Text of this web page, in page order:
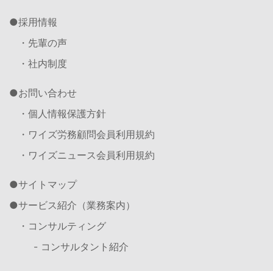
採用情報
・先輩の声
・社内制度
お問い合わせ
・個人情報保護方針
・ワイズ労務顧問会員利用規約
・ワイズニュース会員利用規約
サイトマップ
サービス紹介（業務案内）
・コンサルティング
- コンサルタント紹介